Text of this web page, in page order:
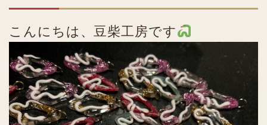
こんにちは、豆柴工房です